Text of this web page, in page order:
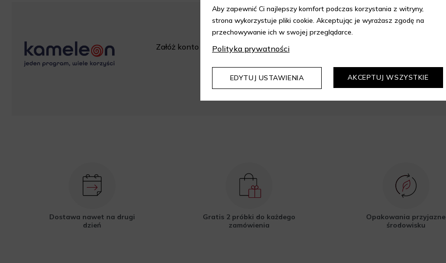
Załóż konto w sklepie Aelia i korzystaj z
Dostawa nawet na drugi
dzień
Gratis 2 próbki do każdego
zamówienia
Opakowania przyjazne
środowisku
Aby zapewnić Ci najlepszy komfort podczas korzystania z witryny,
strona wykorzystuje pliki cookie. Akceptując je wyrażasz zgodę na
przechowywanie ich w swojej przeglądarce.
Polityka prywatności
EDYTUJ USTAWIENIA AKCEPTUJ WSZYSTKIE